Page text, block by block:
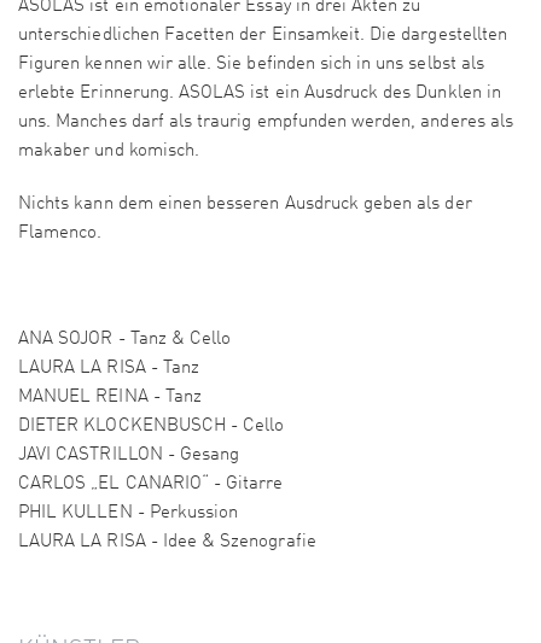
ASOLAS ist ein emotionaler Essay in drei Akten zu
unterschiedlichen Facetten der Einsamkeit. Die dargestellten
Figuren kennen wir alle. Sie beﬁnden sich in uns selbst als
erlebte Erinnerung. ASOLAS ist ein Ausdruck des Dunklen in
uns. Manches darf als traurig empfunden werden, anderes als
makaber und komisch.
Nichts kann dem einen besseren Ausdruck geben als der
Flamenco.
ANA SOJOR - Tanz & Cello
LAURA LA RISA - Tanz
MANUEL REINA - Tanz
DIETER KLOCKENBUSCH - Cello
JAVI CASTRILLON - Gesang
CARLOS „EL CANARIO“ - Gitarre
PHIL KULLEN - Perkussion
LAURA LA RISA - Idee & Szenografie